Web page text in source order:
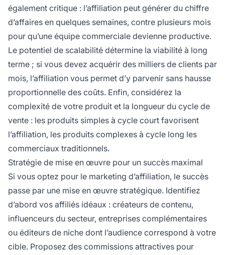
également critique : l’affiliation peut générer du chiffre
d’affaires en quelques semaines, contre plusieurs mois
pour qu’une équipe commerciale devienne productive.
Le potentiel de scalabilité détermine la viabilité à long
terme ; si vous devez acquérir des milliers de clients par
mois, l’affiliation vous permet d’y parvenir sans hausse
proportionnelle des coûts. Enfin, considérez la
complexité de votre produit et la longueur du cycle de
vente : les produits simples à cycle court favorisent
l’affiliation, les produits complexes à cycle long les
commerciaux traditionnels.
Stratégie de mise en œuvre pour un succès maximal
Si vous optez pour le marketing d’affiliation, le succès
passe par une mise en œuvre stratégique. Identifiez
d’abord vos affiliés idéaux : créateurs de contenu,
influenceurs du secteur, entreprises complémentaires
ou éditeurs de niche dont l’audience correspond à votre
cible. Proposez des commissions attractives pour